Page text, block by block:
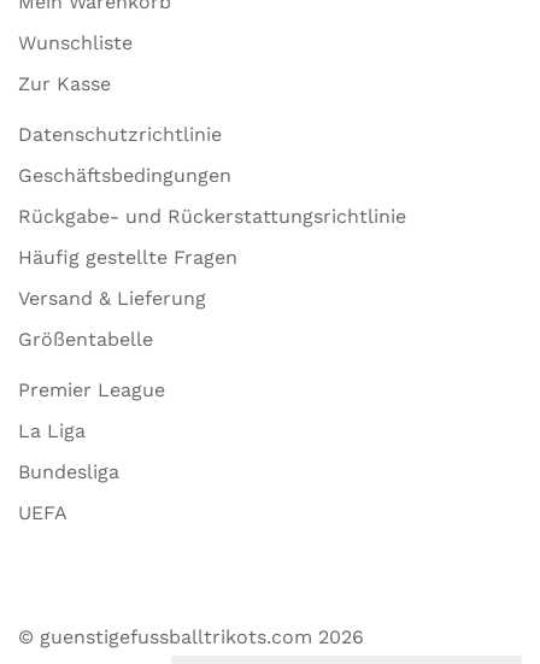
Wunschliste
Zur Kasse
Datenschutzrichtlinie
Geschäftsbedingungen
Rückgabe- und Rückerstattungsrichtlinie
Häufig gestellte Fragen
Versand & Lieferung
Größentabelle
Premier League
La Liga
Bundesliga
UEFA
© guenstigefussballtrikots.com 2026